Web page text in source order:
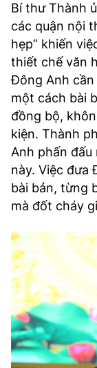
Bí thư Thành
các quận nội
hẹp” khiến
thiết chế văn
Đông Anh
một cách bài
đồng bộ,
kiện. Thành
Anh phấn
này. Việc đưa
bài bản, từng
mà đốt cháy